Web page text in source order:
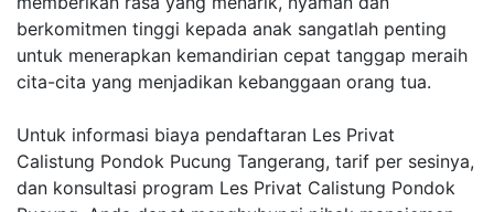
berkomitmen tinggi kepada anak sangatlah penting
untuk menerapkan kemandirian cepat tanggap meraih
cita-cita yang menjadikan kebanggaan orang tua.
Untuk informasi biaya pendaftaran Les Privat
Calistung Pondok Pucung Tangerang, tarif per sesinya,
dan konsultasi program Les Privat Calistung Pondok